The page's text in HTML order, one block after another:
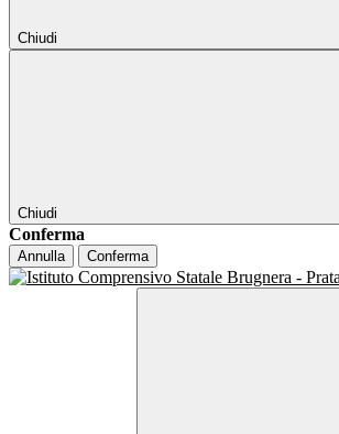
Chiudi
Chiudi
Conferma
Annulla Conferma